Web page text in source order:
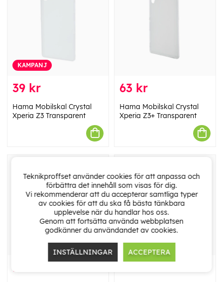
KAMPANJ
39 kr
Hama Mobilskal Crystal
Xperia Z3 Transparent
63 kr
Hama Mobilskal Crystal
Xperia Z3+ Transparent
KAMPANJ
Teknikproffset använder cookies för att anpassa och
förbättra det innehåll som visas för dig.
Vi rekommenderar att du accepterar samtliga typer
av cookies för att du ska få bästa tänkbara
upplevelse när du handlar hos oss.
Genom att fortsätta använda webbplatsen
godkänner du användandet av cookies.
INSTÄLLNINGAR ACCEPTERA